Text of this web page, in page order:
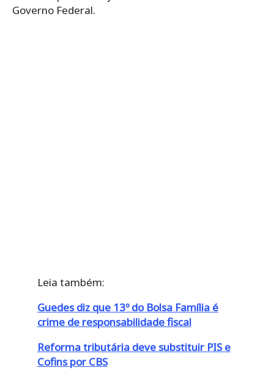
Governo Federal.
Leia também:
Guedes diz que 13º do Bolsa Família é
crime de responsabilidade fiscal
Reforma tributária deve substituir PIS e
Cofins por CBS